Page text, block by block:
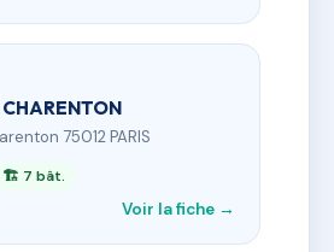
75012 PARIS
🏗 7 bât.
Voir la fiche →